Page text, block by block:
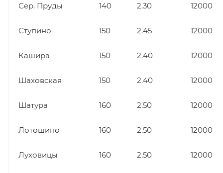
Сер. Пруды 140 2.30 12000
Ступино 150 2.45 12000
Кашира 150 2.40 12000
Шаховская 150 2.40 12000
Шатура 160 2.50 12000
Лотошино 160 2.50 12000
Луховицы 160 2.50 12000